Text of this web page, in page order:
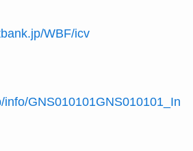
WBF/icv
info/GNS010101GNS010101_In